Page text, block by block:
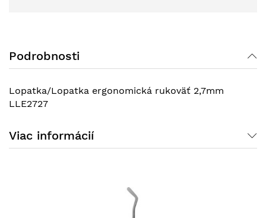
Podrobnosti
Lopatka/Lopatka ergonomická rukoväť 2,7mm
LLE2727
Viac informácií